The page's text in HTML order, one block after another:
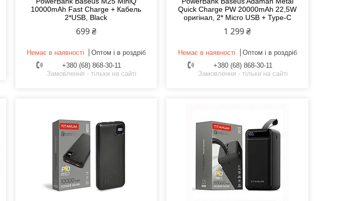
10000mAh Fast Charge + Кабель
2*USB, Black
699 ₴
Немає в наявності
Оптом і в роздріб
+380 (68) 868-30-11
Замовлення - тільки на сайті
Quick Charge PW 20000mAh 22,5W
оригінал, 2* Micro USB + Type-C
1 299 ₴
Немає в наявності
Оптом і в роздріб
+380 (68) 868-30-11
Замовлення - тільки на сайті